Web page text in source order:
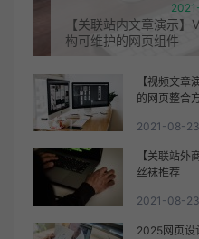
【关联站内文章演示
构可维护的网页组件
【视频文章
的网页整合
2021-08-23
【关联站外
丝袜推荐
2021-08-23
2025网页设